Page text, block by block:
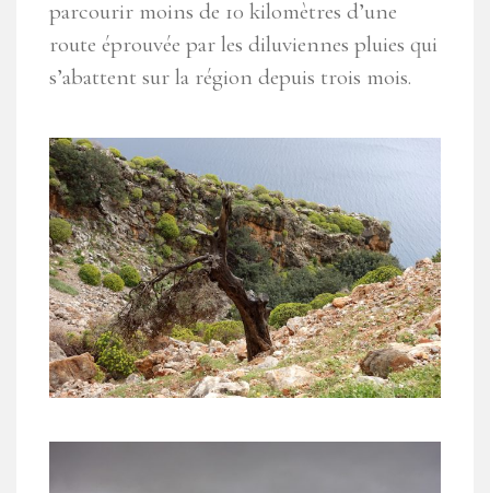
parcourir moins de 10 kilomètres d’une
route éprouvée par les diluviennes pluies qui
s’abattent sur la région depuis trois mois.